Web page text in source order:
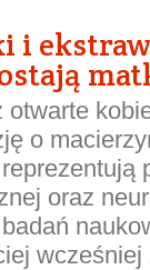
i
o
oraz
wcześniej